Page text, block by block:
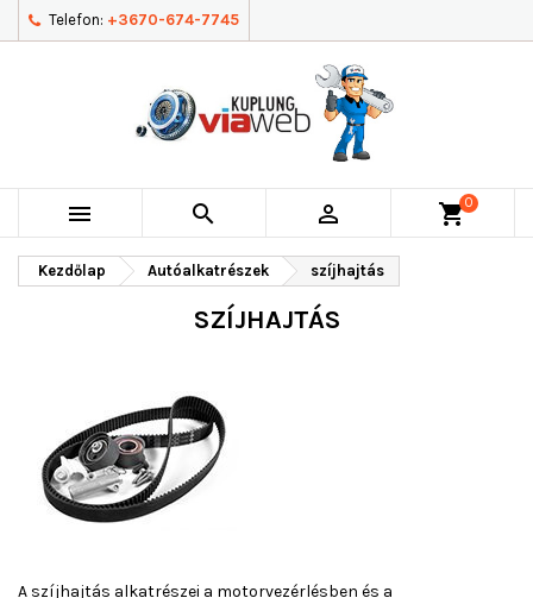
Telefon: +3670-674-7745
   shopping_cart0
Kezdőlap Autóalkatrészek szíjhajtás
SZÍJHAJTÁS
A szíjhajtás alkatrészei a motorvezérlésben és a